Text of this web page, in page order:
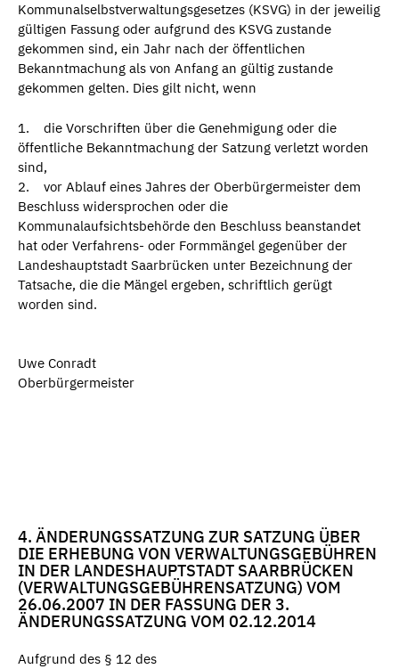
Kommunalselbstverwaltungsgesetzes (KSVG) in der jeweilig
gültigen Fassung oder aufgrund des KSVG zustande
gekommen sind, ein Jahr nach der öffentlichen
Bekanntmachung als von Anfang an gültig zustande
gekommen gelten. Dies gilt nicht, wenn
1. die Vorschriften über die Genehmigung oder die
öffentliche Bekanntmachung der Satzung verletzt worden
sind,
2. vor Ablauf eines Jahres der Oberbürgermeister dem
Beschluss widersprochen oder die
Kommunalaufsichtsbehörde den Beschluss beanstandet
hat oder Verfahrens- oder Formmängel gegenüber der
Landeshauptstadt Saarbrücken unter Bezeichnung der
Tatsache, die die Mängel ergeben, schriftlich gerügt
worden sind.
Uwe Conradt
Oberbürgermeister
4. ÄNDERUNGSSATZUNG ZUR SATZUNG ÜBER
DIE ERHEBUNG VON VERWALTUNGSGEBÜHREN
IN DER LANDESHAUPTSTADT SAARBRÜCKEN
(VERWALTUNGSGEBÜHRENSATZUNG) VOM
26.06.2007 IN DER FASSUNG DER 3.
ÄNDERUNGSSATZUNG VOM 02.12.2014
Aufgrund des § 12 des